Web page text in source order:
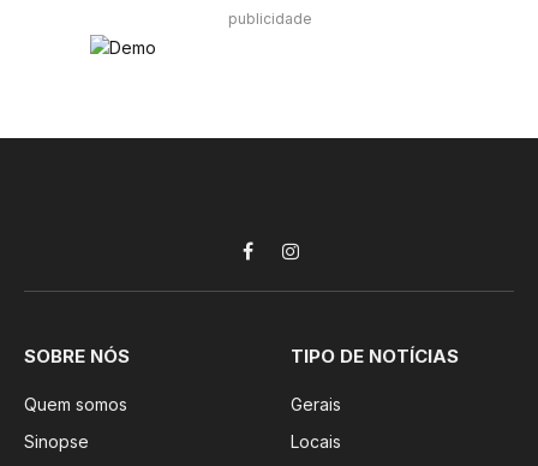
publicidade
FacebookInstagram
SOBRE NÓS
Quem somos
Sinopse
TIPO DE NOTÍCIAS
Gerais
Locais